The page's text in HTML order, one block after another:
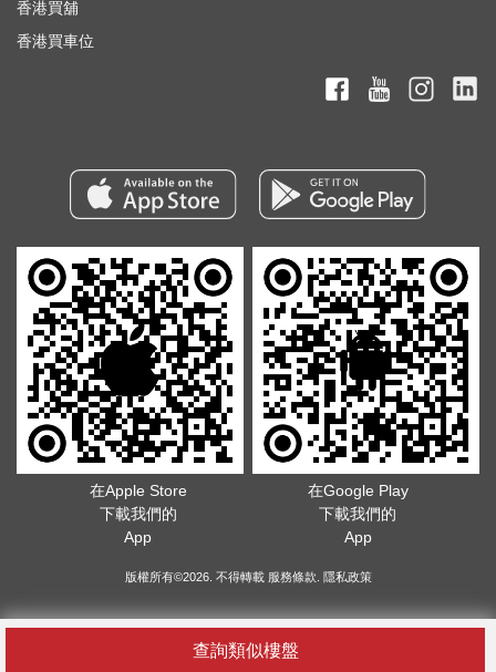
查詢類似樓盤
香港買舖
香港買車位
在Apple Store
下載我們的
App
在Google Play
下載我們的
App
版權所有©2026. 不得轉載 服務條款 隱私政策